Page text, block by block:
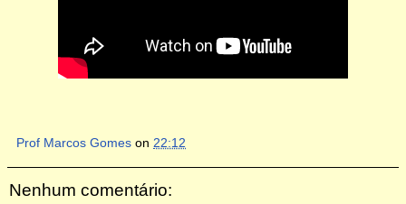
Prof Marcos Gomes on 22:12
Nenhum comentário: